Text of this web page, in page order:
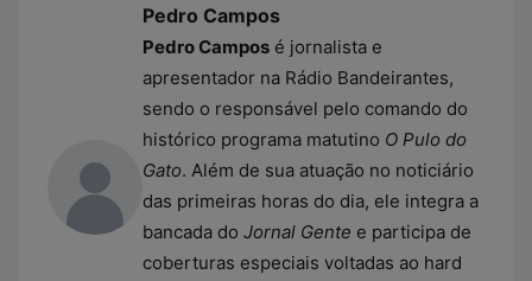
Pedro Campos
Pedro Campos é jornalista e
apresentador na Rádio Bandeirantes,
sendo o responsável pelo comando do
histórico programa matutino O Pulo do
Gato. Além de sua atuação no noticiário
das primeiras horas do dia, ele integra a
bancada do Jornal Gente e participa de
coberturas especiais voltadas ao hard